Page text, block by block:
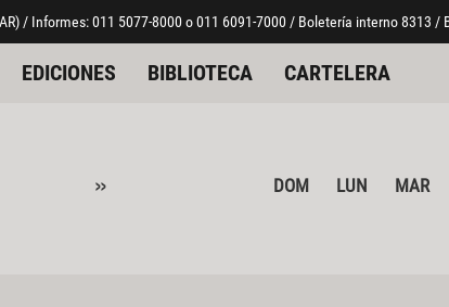
/ Informes: 011 5077-8000 o 011 6091-7000 / Boletería interno 8313 /
EDICIONES BIBLIOTECA CARTELERA
» DOM LUN MAR